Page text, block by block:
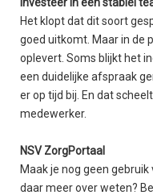
Het klopt dat dit soort
goed uitkomt. Maar in de
oplevert. Soms blijkt het
een duidelijke afspraak
er op tijd bij. En dat
medewerker.
NSV ZorgPortaal
Maak je nog geen
daar meer over weten?